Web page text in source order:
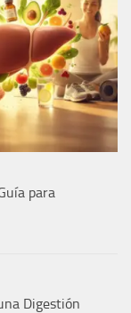
para
Digestión